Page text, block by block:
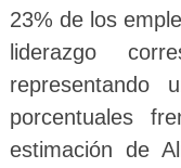
23% de los
liderazgo
representando
porcentuales
estimación de